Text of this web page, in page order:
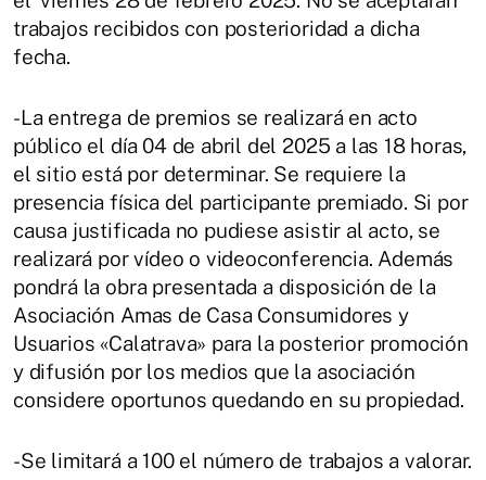
trabajos recibidos con posterioridad a dicha
fecha.
-La entrega de premios se realizará en acto
público el día 04 de abril del 2025 a las 18 horas,
el sitio está por determinar. Se requiere la
presencia física del participante premiado. Si por
causa justificada no pudiese asistir al acto, se
realizará por vídeo o videoconferencia. Además
pondrá la obra presentada a disposición de la
Asociación Amas de Casa Consumidores y
Usuarios «Calatrava» para la posterior promoción
y difusión por los medios que la asociación
considere oportunos quedando en su propiedad.
-Se limitará a 100 el número de trabajos a valorar.